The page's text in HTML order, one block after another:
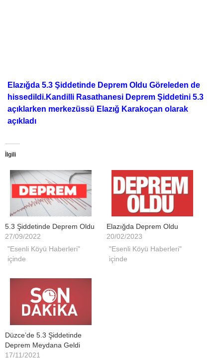
Elazığda 5.3 Şiddetinde Deprem Oldu Göreleden de
hissedildi.Kandilli Rasathanesi Deprem Şiddetini 5.3
açıklarken merkezüssü Elazığ Karakoçan olarak
açıkladı
İlgili
5.3 Şiddetinde Deprem Oldu
27/09/2022
"Esenli Köyü Haberleri"
içinde
Elazığda Deprem Oldu
20/02/2023
"Esenli Köyü Haberleri"
içinde
Düzce’de 5.3 Şiddetinde
Deprem Meydana Geldi
17/11/2021